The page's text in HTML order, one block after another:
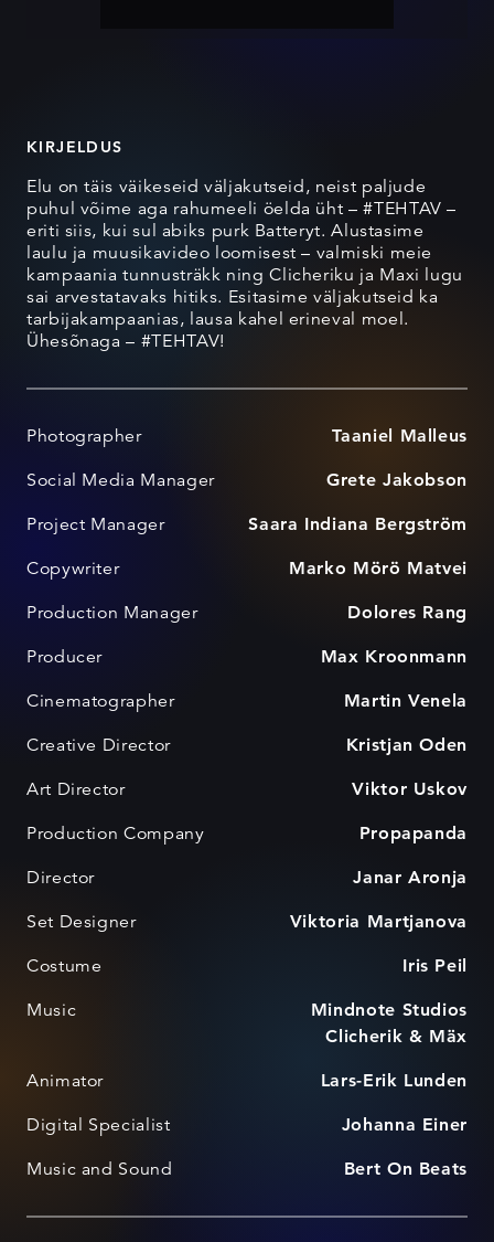
KIRJELDUS
Elu on täis väikeseid väljakutseid, neist paljude
puhul võime aga rahumeeli öelda üht – #TEHTAV –
eriti siis, kui sul abiks purk Batteryt. Alustasime
laulu ja muusikavideo loomisest – valmiski meie
kampaania tunnusträkk ning Clicheriku ja Maxi lugu
sai arvestatavaks hitiks. Esitasime väljakutseid ka
tarbijakampaanias, lausa kahel erineval moel.
Ühesõnaga – #TEHTAV!
Photographer Taaniel Malleus
Social Media Manager Grete Jakobson
Project Manager Saara Indiana Bergström
Copywriter Marko Mörö Matvei
Production Manager Dolores Rang
Producer Max Kroonmann
Cinematographer Martin Venela
Creative Director Kristjan Oden
Art Director Viktor Uskov
Production Company Propapanda
Director Janar Aronja
Set Designer Viktoria Martjanova
Costume Iris Peil
Music
Mindnote Studios
Clicherik & Mäx
Animator Lars-Erik Lunden
Digital Specialist Johanna Einer
Music and Sound Bert On Beats